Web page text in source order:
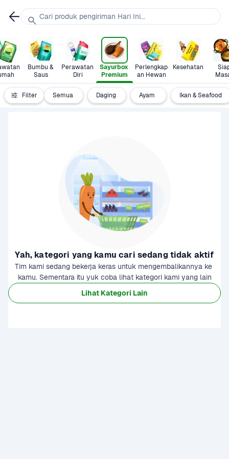
Bumbu &
Saus
Perawatan
Diri
Sayurbox
Premium
Perlengkap
an Hewan
Kesehatan
Filter Semua Daging Ayam Ikan & Seafood
Yah, kategori yang kamu cari sedang tidak aktif
Tim kami sedang bekerja keras untuk mengembalikannya ke
kamu. Sementara itu yuk coba lihat kategori kami yang lain
Lihat Kategori Lain
Cari produk pengiriman Hari Ini...